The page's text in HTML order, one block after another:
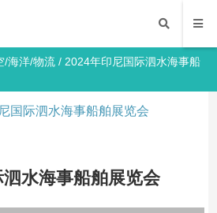
/海洋/物流 / 2024年印尼国际泗水海事船
水海事船舶展览会